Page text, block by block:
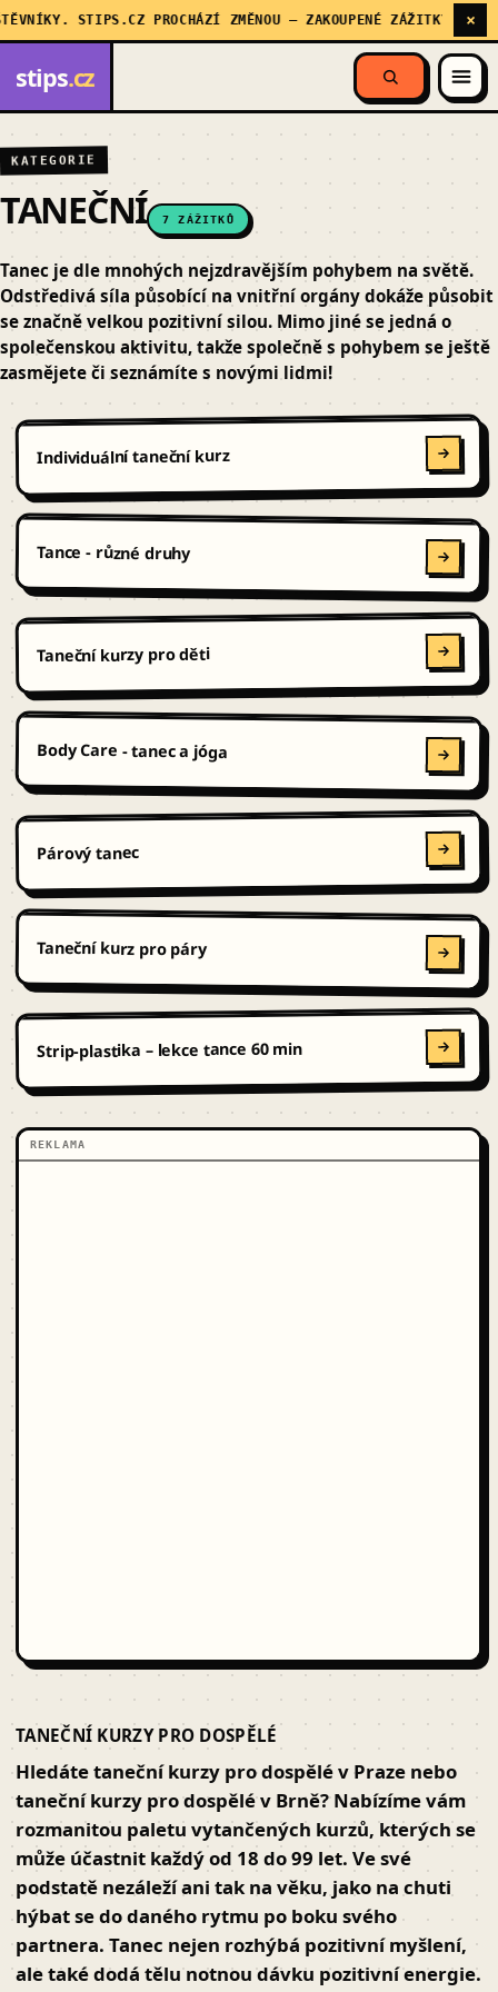
STIPS.CZ PROCHÁZÍ ZMĚNOU — ZAKOUPENÉ ZÁŽITKY ×
stips.cz
KATEGORIE
TANEČNÍ 7 ZÁŽITKŮ
Tanec je dle mnohých nejzdravějším pohybem na světě.
Odstředivá síla působící na vnitřní orgány dokáže působit
se značně velkou pozitivní silou. Mimo jiné se jedná o
společenskou aktivitu, takže společně s pohybem se ještě
zasmějete či seznámíte s novými lidmi!
Individuální taneční kurz
Tance - různé druhy
Taneční kurzy pro děti
Body Care - tanec a jóga
Párový tanec
Taneční kurz pro páry
Strip-plastika – lekce tance 60 min
REKLAMA
TANEČNÍ KURZY PRO DOSPĚLÉ
Hledáte taneční kurzy pro dospělé v Praze nebo
taneční kurzy pro dospělé v Brně? Nabízíme vám
rozmanitou paletu vytančených kurzů, kterých se
může účastnit každý od 18 do 99 let. Ve své
podstatě nezáleží ani tak na věku, jako na chuti
hýbat se do daného rytmu po boku svého
partnera. Tanec nejen rozhýbá pozitivní myšlení,
ale také dodá tělu notnou dávku pozitivní energie.